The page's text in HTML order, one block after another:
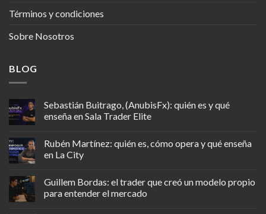
Términos y condiciones
Sobre Nosotros
BLOG
Sebastián Buitrago, (AnubisFx): quién es y qué
enseña en Sala Trader Elite
Rubén Martínez: quién es, cómo opera y qué enseña
en La City
Guillem Bordas: el trader que creó un modelo propio
para entender el mercado